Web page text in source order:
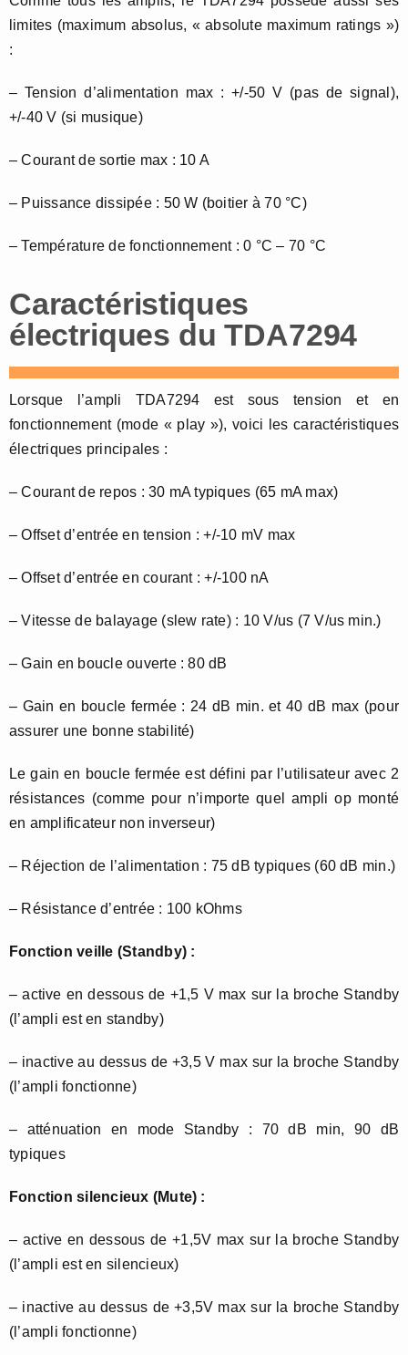
limites (maximum absolus, « absolute maximum ratings »)
:
– Tension d’alimentation max : +/-50 V (pas de signal),
+/-40 V (si musique)
– Courant de sortie max : 10 A
– Puissance dissipée : 50 W (boitier à 70 °C)
– Température de fonctionnement : 0 °C – 70 °C
Caractéristiques
électriques du TDA7294
Lorsque l’ampli TDA7294 est sous tension et en
fonctionnement (mode « play »), voici les caractéristiques
électriques principales :
– Courant de repos : 30 mA typiques (65 mA max)
– Offset d’entrée en tension : +/-10 mV max
– Offset d’entrée en courant : +/-100 nA
– Vitesse de balayage (slew rate) : 10 V/us (7 V/us min.)
– Gain en boucle ouverte : 80 dB
– Gain en boucle fermée : 24 dB min. et 40 dB max (pour
assurer une bonne stabilité)
Le gain en boucle fermée est défini par l’utilisateur avec 2
résistances (comme pour n’importe quel ampli op monté
en amplificateur non inverseur)
– Réjection de l’alimentation : 75 dB typiques (60 dB min.)
– Résistance d’entrée : 100 kOhms
Fonction veille (Standby) :
– active en dessous de +1,5 V max sur la broche Standby
(l’ampli est en standby)
– inactive au dessus de +3,5 V max sur la broche Standby
(l’ampli fonctionne)
– atténuation en mode Standby : 70 dB min, 90 dB
typiques
Fonction silencieux (Mute) :
– active en dessous de +1,5V max sur la broche Standby
(l’ampli est en silencieux)
– inactive au dessus de +3,5V max sur la broche Standby
(l’ampli fonctionne)